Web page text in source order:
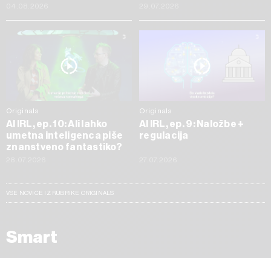
Originals
AI IRL, ep. 10: Ali lahko
umetna inteligenca piše
znanstveno fantastiko?
Originals
AI IRL, ep. 9: Naložbe +
regulacija
VSE NOVICE IZ RUBRIKE ORIGINALS
Smart